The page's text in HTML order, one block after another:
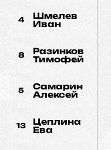
4
Шмелев
Иван
8
Разинков
Тимофей
5
Самарин
Алексей
13
Цеплина
Ева